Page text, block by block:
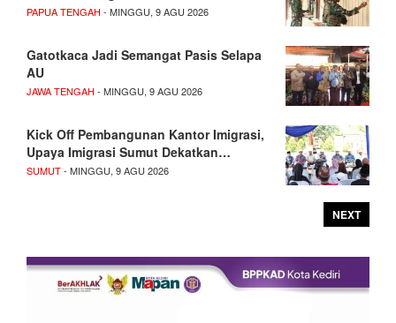
PAPUA TENGAH - MINGGU, 9 AGU 2026
Gatotkaca Jadi Semangat Pasis Selapa
AU
JAWA TENGAH - MINGGU, 9 AGU 2026
Kick Off Pembangunan Kantor Imigrasi,
Upaya Imigrasi Sumut Dekatkan…
SUMUT- MINGGU, 9 AGU 2026
NEXT